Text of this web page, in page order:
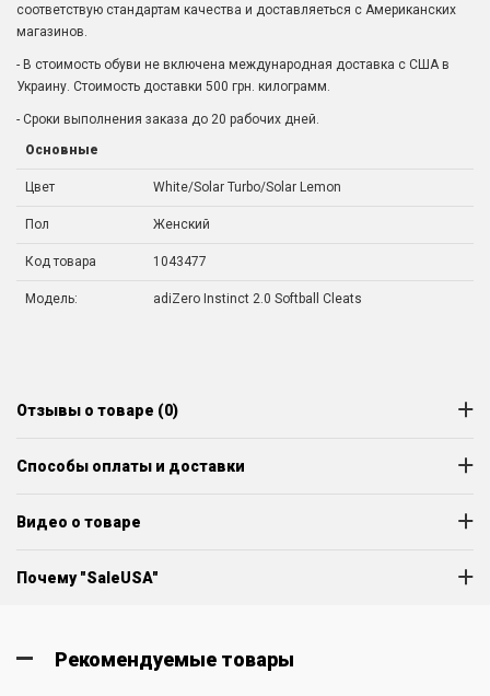
соответствую стандартам качества и доставляеться с Американских
магазинов.
- В стоимость обуви не включена международная доставка с США в
Украину. Стоимость доставки 500 грн. килограмм.
- Сроки выполнения заказа до 20 рабочих дней.
Основные
Цвет White/Solar Turbo/Solar Lemon
Пол Женский
Код товара 1043477
Модель: adiZero Instinct 2.0 Softball Cleats
Отзывы о товаре (0)
Способы оплаты и доставки
Видео о товаре
Почему "SaleUSA"
Рекомендуемые товары